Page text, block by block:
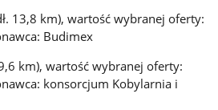
13,8 km), wartość wybranej oferty:
Budimex
km), wartość wybranej oferty:
konsorcjum Kobylarnia i